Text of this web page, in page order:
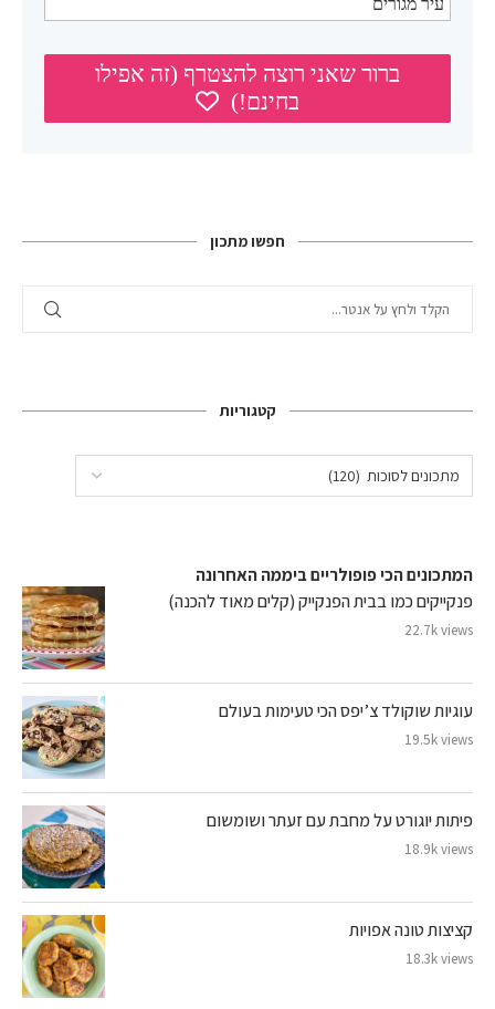
חפשו מתכון
קטגוריות
המתכונים הכי פופולריים ביממה האחרונה
פנקייקים כמו בבית הפנקייק (קלים מאוד להכנה)
22.7k views
עוגיות שוקולד צ’יפס הכי טעימות בעולם
19.5k views
פיתות יוגורט על מחבת עם זעתר ושומשום
18.9k views
קציצות טונה אפויות
18.3k views